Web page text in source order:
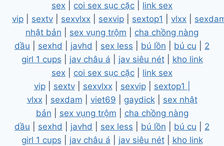
sex
coi sex sục cặc
link sex
vip
sextv sexvlxx sexvip sextop1 vlxx
nhật bản
sex vụng trộm
cha chồng nàng
dầu
sexhd javhd sex less bú lồn bú cu
2
girl 1 cups
jav châu á jav siêu nét| kho link
sex
coi sex sục cặc
link sex
vip| sextv| sexvlxx| sexvip| sextop1 |
vlxx| sexdam viet69 gaydick| sex nhật
bản
sex vụng trộm
cha chồng nàng
dầu
sexhd javhd sex less bú lồn bú cu
2
girl 1 cups
jav châu á jav siêu nét| kho link